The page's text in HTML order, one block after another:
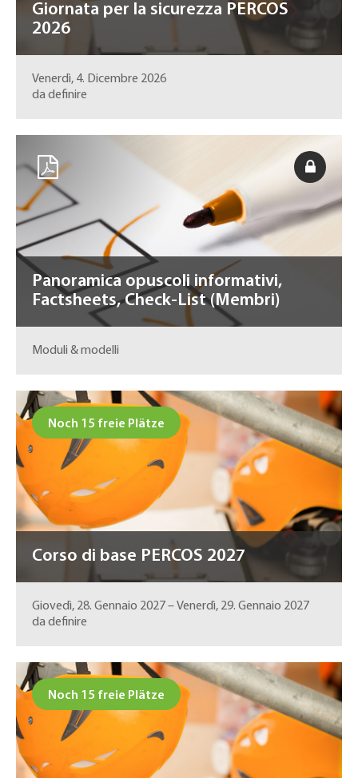
Giornata per la sicurezza PERCOS
2026
Venerdì, 4. Dicembre 2026
da definire
Panoramica opuscoli informativi,
Factsheets, Check-List (Membri)
Moduli & modelli
Noch 15 freie Plätze
Corso di base PERCOS 2027
Giovedì, 28. Gennaio 2027–Venerdì, 29. Gennaio 2027
da definire
Noch 15 freie Plätze